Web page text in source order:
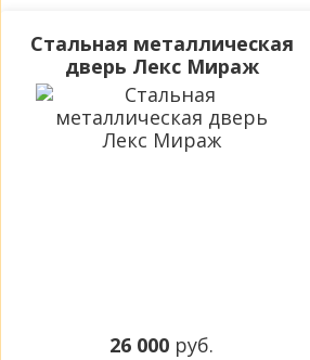
Стальная металлическая
дверь Лекс Мираж
26 000 руб.